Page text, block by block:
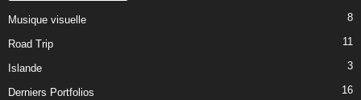
Musique visuelle 8
Road Trip 11
Islande 3
Derniers Portfolios 16